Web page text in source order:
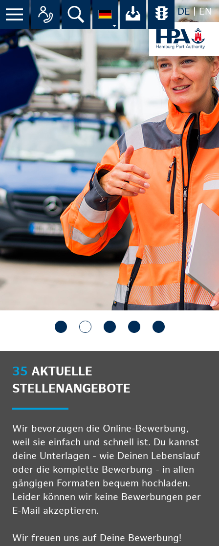
DE EN
Suche Ihr Download-
35 AKTUELLE
STELLENANGEBOTE
Wir bevorzugen die Online-Bewerbung,
weil sie einfach und schnell ist. Du kannst
deine Unterlagen - wie Deinen Lebenslauf
oder die komplette Bewerbung - in allen
gängigen Formaten bequem hochladen.
Leider können wir keine Bewerbungen per
E-Mail akzeptieren.
Wir freuen uns auf Deine Bewerbung!